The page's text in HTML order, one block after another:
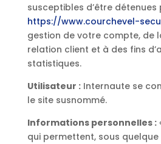
susceptibles d’être détenues
https://www.courchevel-
gestion de votre compte, de
relation client et à des fins
statistiques.
Utilisateur :Internaute se
le site susnommé.
Informations personnelles :
qui permettent, sous